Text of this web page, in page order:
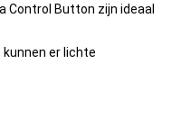
Control Button zijn ideaal
er lichte